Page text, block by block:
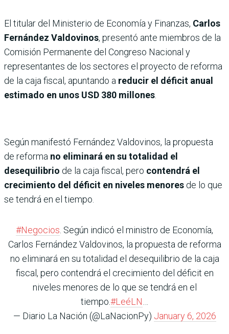
El titular del Ministerio de Economía y Finanzas, Carlos
Fernández Valdovinos, presentó ante miembros de la
Comisión Permanente del Congreso Nacional y
representantes de los sectores el proyecto de reforma
de la caja fiscal, apuntando a reducir el déficit anual
estimado en unos USD 380 millones
Según manifestó Fernández Valdovinos, la propuesta
de reforma no eliminará en su totalidad el
desequilibrio de la caja fiscal, pero contendrá el
crecimiento del déficit en niveles menores de lo que
se tendrá en el tiempo.
#Negocios . Según indicó el ministro de Economía,
Carlos Fernández Valdovinos, la propuesta de reforma
no eliminará en su totalidad el desequilibrio de la caja
fiscal, pero contendrá el crecimiento del déficit en
niveles menores de lo que se tendrá en el
tiempo.#LeéLN
— Diario La Nación (@LaNacionPy) January 6, 2026